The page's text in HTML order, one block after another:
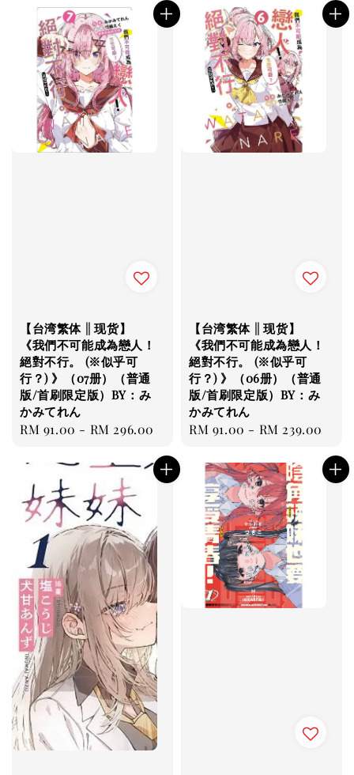
【台湾繁体 || 现货】
《我們不可能成為戀人！
絕對不行。 (※似乎可
行？) 》（07册）（普通
版/首刷限定版）BY：み
かみてれん
Regular
RM 91.00 - RM 296.00
【台湾繁体 || 现货】
《我們不可能成為戀人！
絕對不行。 (※似乎可
行？) 》（06册）（普通
版/首刷限定版）BY：み
かみてれん
Regular
RM 91.00 - RM 239.00